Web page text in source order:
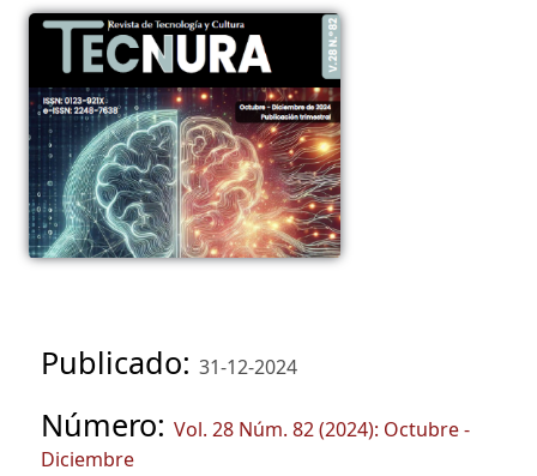
Publicado: 31-12-2024
Número: Vol. 28 Núm. 82 (2024): Octubre -
Diciembre